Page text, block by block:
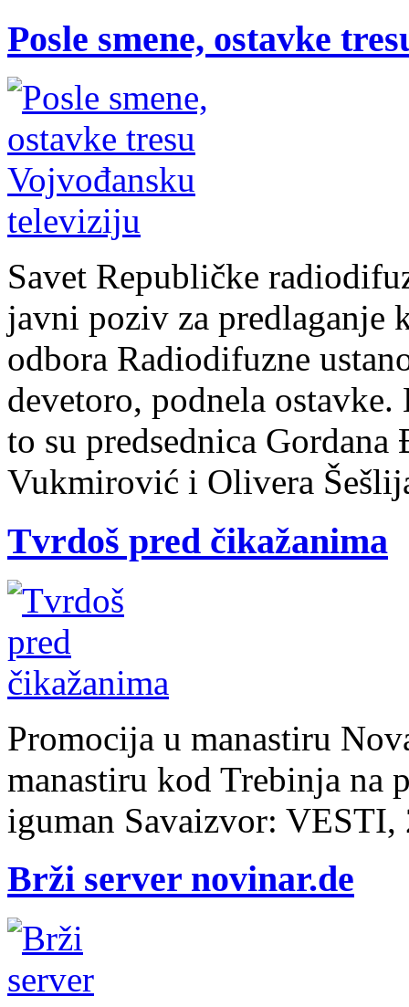
Posle smene, ostavke
Savet Republičke
javni poziv za predlaganje
odbora Radiodifuzne
devetoro, podnela
to su predsednica
Vukmirović i Olivera
Tvrdoš pred čikažanima
Promocija u manastiru
manastiru kod Trebinja na
iguman Savaizvor:
Brži server novinar.de